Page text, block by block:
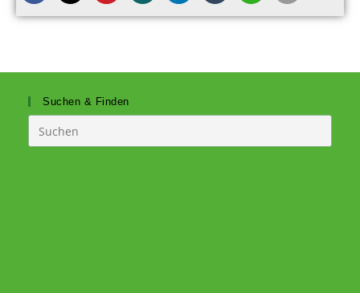
Suchen & Finden